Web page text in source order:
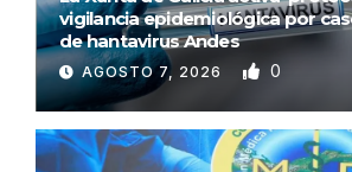
vigilancia epidemiológica por
de hantavirus Andes
AGOSTO 7, 2026 0